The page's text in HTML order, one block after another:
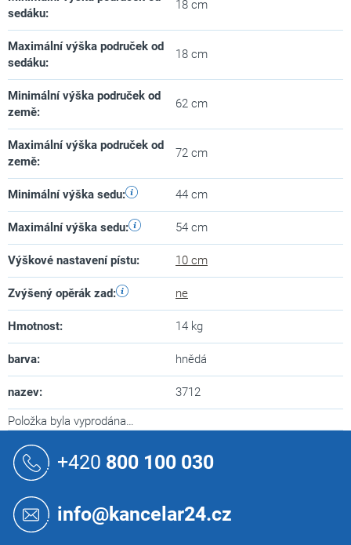
sedáku:
18 cm
Maximální výška područek od
sedáku:
18 cm
Minimální výška područek od
země:
62 cm
Maximální výška područek od
země:
72 cm
Minimální výška sedu: 44 cm
Maximální výška sedu: 54 cm
Výškové nastavení pístu: 10 cm
Zvýšený opěrák zad: ne
Hmotnost: 14 kg
barva: hnědá
nazev: 3712
Položka byla vyprodána…
+420 800 100 030
info@kancelar24.cz